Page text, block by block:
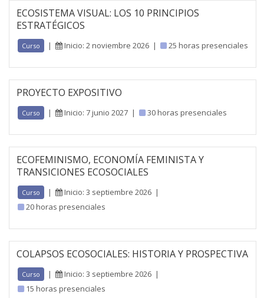
ECOSISTEMA VISUAL: LOS 10 PRINCIPIOS
ESTRATÉGICOS
Curso | Inicio: 2 noviembre 2026 | 25 horas presenciales
PROYECTO EXPOSITIVO
Curso | Inicio: 7 junio 2027 | 30 horas presenciales
ECOFEMINISMO, ECONOMÍA FEMINISTA Y
TRANSICIONES ECOSOCIALES
Curso | Inicio: 3 septiembre 2026 |
20 horas presenciales
COLAPSOS ECOSOCIALES: HISTORIA Y PROSPECTIVA
Curso | Inicio: 3 septiembre 2026 |
15 horas presenciales